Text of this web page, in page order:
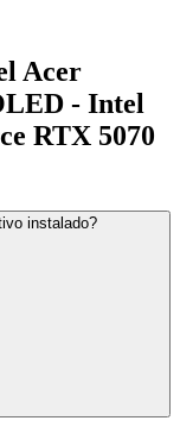
Acer
- Intel
RTX 5070
instalado?